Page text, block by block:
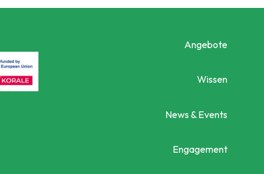
Angebote
Wissen
News & Events
Engagement